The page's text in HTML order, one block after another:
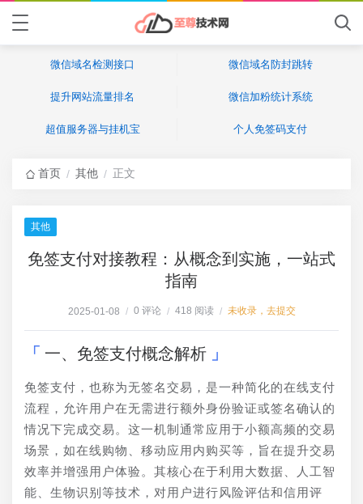
微信域名检测接口 微信域名防封跳转
提升网站流量排名 微信加粉统计系统
超值服务器与挂机宝 个人免签码支付
首页 / 其他 / 正文
其他
免签支付对接教程：从概念到实施，一站式
指南
2025-01-08 / 0 评论 / 418 阅读 / 未收录，去提交
一、免签支付概念解析
免签支付，也称为无签名交易，是一种简化的在线支付
流程，允许用户在无需进行额外身份验证或签名确认的
情况下完成交易。这一机制通常应用于小额高频的交易
场景，如在线购物、移动应用内购买等，旨在提升交易
效率并增强用户体验。其核心在于利用大数据、人工智
能、生物识别等技术，对用户进行风险评估和信用评